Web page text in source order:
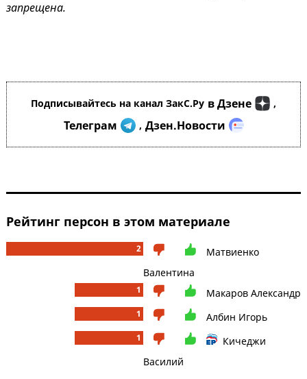
запрещена.
Подписывайтесь на канал ЗакС.Ру в Дзене ,
Телеграм , Дзен.Новости
Рейтинг персон в этом материале
2
Матвиенко
Валентина
1 Макаров Александр
1 Албин Игорь
1
Кичеджи
Василий